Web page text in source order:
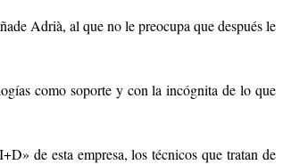
Adrià, al que no le preocupa que después le
como soporte y con la incógnita de lo que
de esta empresa, los técnicos que tratan de